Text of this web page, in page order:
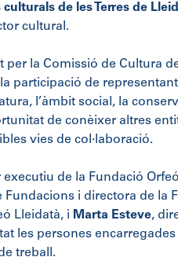
de les Terres de
cultural.
per la Comissió de Cultura
participació de
l’àmbit social, la
de conèixer altres
vies de col·laboració.
executiu de la Fundació
Fundacions i directora de la
Lleidatà, i Marta Esteve,
les persones
treball.